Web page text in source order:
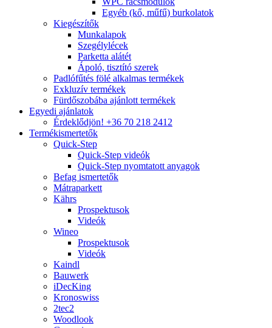
Egyéb (kő, műfű) burkolatok
Kiegészítők
Munkalapok
Szegélylécek
Parketta alátét
Ápoló, tisztító szerek
Padlófűtés fölé alkalmas termékek
Exkluzív termékek
Fürdőszobába ajánlott termékek
Egyedi ajánlatok
Érdeklődjön! +36 70 218 2412
Termékismertetők
Quick-Step
Quick-Step videók
Quick-Step nyomtatott anyagok
Befag ismertetők
Mátraparkett
Kährs
Prospektusok
Videók
Wineo
Prospektusok
Videók
Kaindl
Bauwerk
iDecKing
Kronoswiss
2tec2
Woodlook